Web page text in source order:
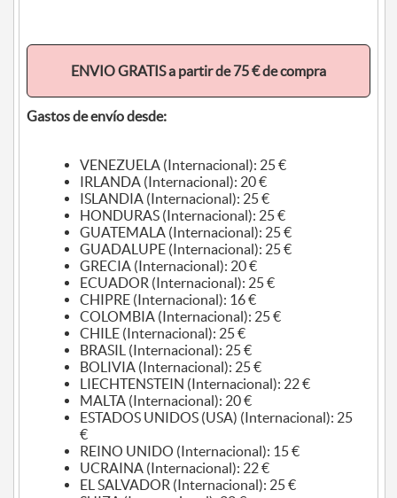
ENVIO GRATIS a partir de 75 € de compra
Gastos de envío desde:
VENEZUELA (Internacional): 25 €
IRLANDA (Internacional): 20 €
ISLANDIA (Internacional): 25 €
HONDURAS (Internacional): 25 €
GUATEMALA (Internacional): 25 €
GUADALUPE (Internacional): 25 €
GRECIA (Internacional): 20 €
ECUADOR (Internacional): 25 €
CHIPRE (Internacional): 16 €
COLOMBIA (Internacional): 25 €
CHILE (Internacional): 25 €
BRASIL (Internacional): 25 €
BOLIVIA (Internacional): 25 €
LIECHTENSTEIN (Internacional): 22 €
MALTA (Internacional): 20 €
ESTADOS UNIDOS (USA) (Internacional): 25
€
REINO UNIDO (Internacional): 15 €
UCRAINA (Internacional): 22 €
EL SALVADOR (Internacional): 25 €